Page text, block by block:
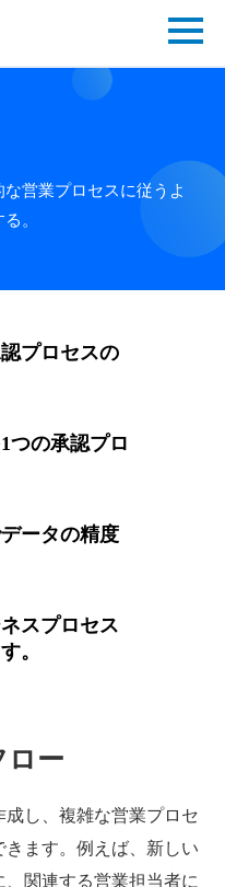
営業プロセスに従うよ
。
プロセスの
つの承認プロ
ータの精度
スプロセス
。
ロー
し、複雑な営業プロセ
ます。例えば、新しい
関連する営業担当者に